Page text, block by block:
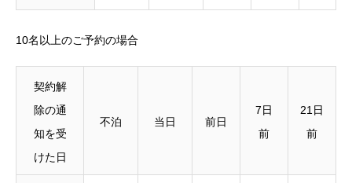
10名以上のご予約の場合
契約解
除の通
知を受
けた日
不泊 当日 前日
7日
前
21日
前